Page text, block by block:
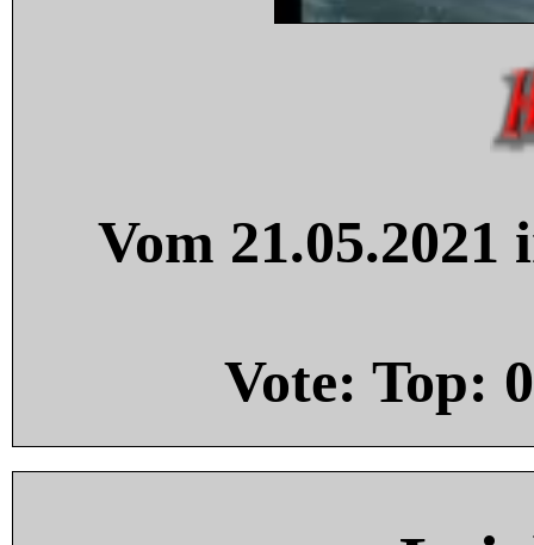
Vom
Vote: Top: 0